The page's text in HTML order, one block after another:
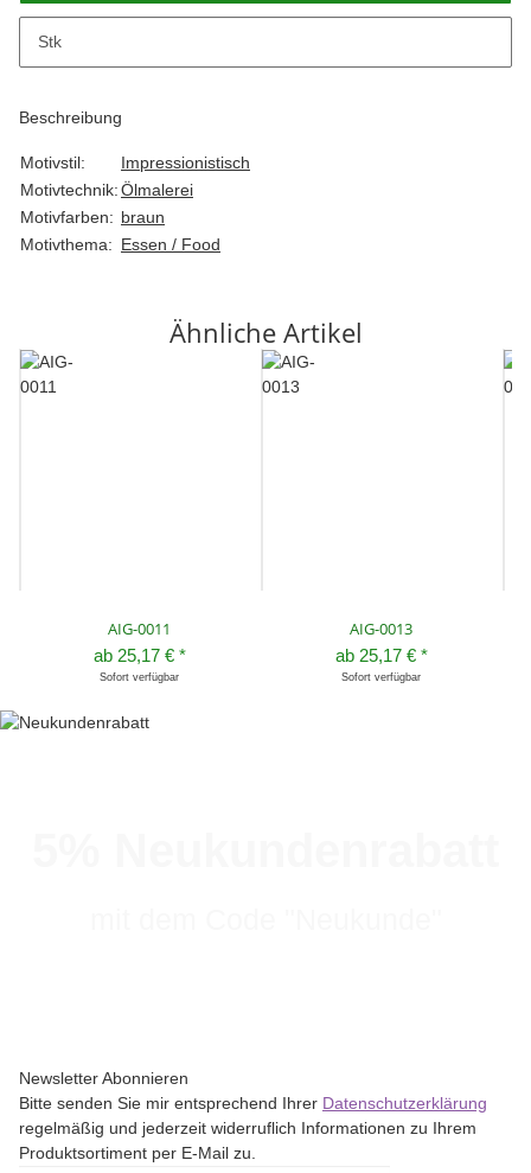
Stk
Beschreibung
Motivstil:
Impressionistisch
Motivtechnik:Ölmalerei
Motivfarben: braun
Motivthema: Essen / Food
Ähnliche Artikel
AIG-0011
ab 25,17 € *
Sofort verfügbar
AIG-0013
ab 25,17 € *
Sofort verfügbar
Newsletter Abonnieren
Bitte senden Sie mir entsprechend Ihrer Datenschutzerklärung
regelmäßig und jederzeit widerruflich Informationen zu Ihrem
Produktsortiment per E-Mail zu.